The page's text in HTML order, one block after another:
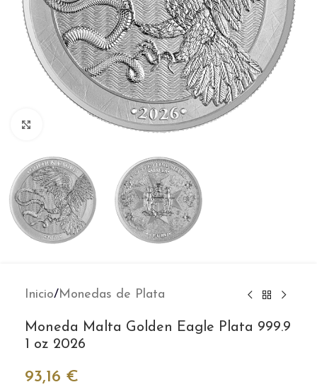
Clic para ampliar
Inicio/Monedas de Plata
Moneda Malta Golden Eagle Plata 999.9
1 oz 2026
93,16 €